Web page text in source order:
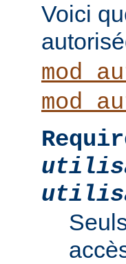
Voici